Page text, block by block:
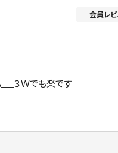
３Ｗでも楽です